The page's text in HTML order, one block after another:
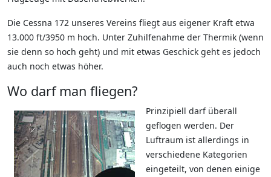
Die Cessna 172 unseres Vereins fliegt aus eigener Kraft etwa
13.000 ft/3950 m hoch. Unter Zuhilfenahme der Thermik (wenn
sie denn so hoch geht) und mit etwas Geschick geht es jedoch
auch noch etwas höher.
Wo darf man fliegen?
Prinzipiell darf überall
geflogen werden. Der
Luftraum ist allerdings in
verschiedene Kategorien
eingeteilt, von denen einige